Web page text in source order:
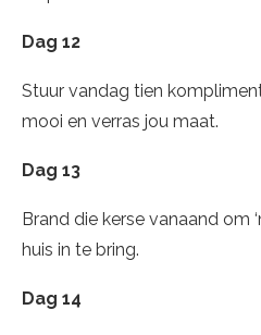
Dag 12
Stuur vandag tien
mooi en verras jou maat.
Dag 13
Brand die kerse vanaand om
huis in te bring.
Dag 14